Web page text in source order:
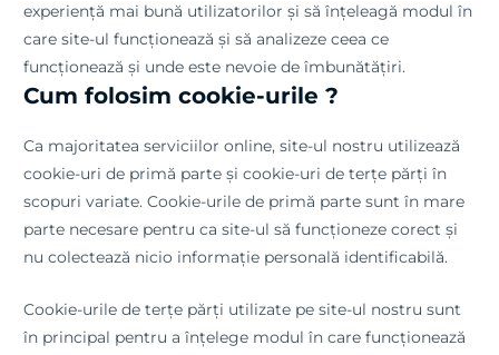
experiență mai bună utilizatorilor și să înțeleagă modul în
care site-ul funcționează și să analizeze ceea ce
funcționează și unde este nevoie de îmbunătățiri.
Cum folosim cookie-urile ?
Ca majoritatea serviciilor online, site-ul nostru utilizează
cookie-uri de primă parte și cookie-uri de terțe părți în
scopuri variate. Cookie-urile de primă parte sunt în mare
parte necesare pentru ca site-ul să funcționeze corect și
nu colectează nicio informație personală identificabilă.
Cookie-urile de terțe părți utilizate pe site-ul nostru sunt
în principal pentru a înțelege modul în care funcționează